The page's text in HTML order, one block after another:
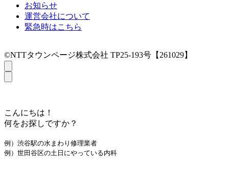
お知らせ
運営会社について
緊急時はこちら
©NTTタウンページ株式会社 TP25-193号【261029】
こんにちは！
何をお探しですか？
例）渋谷駅の水まわり修理業者
例）世田谷区の土日にやっている内科